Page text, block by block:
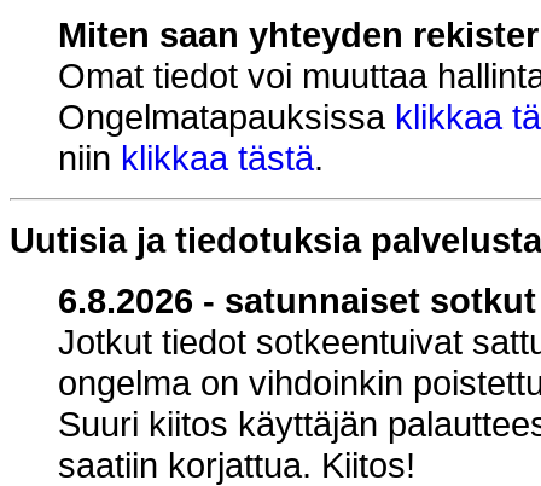
Miten saan yhteyden
Omat tiedot voi muuttaa
Ongelmatapauksissa klikkaa
niin klikkaa tästä.
Uutisia ja tiedotuksia palvelusta
6.8.2026 - satunnaiset
Jotkut tiedot sotkeentuivat
ongelma on vihdoinkin
Suuri kiitos käyttäjän
saatiin korjattua. Kiitos!